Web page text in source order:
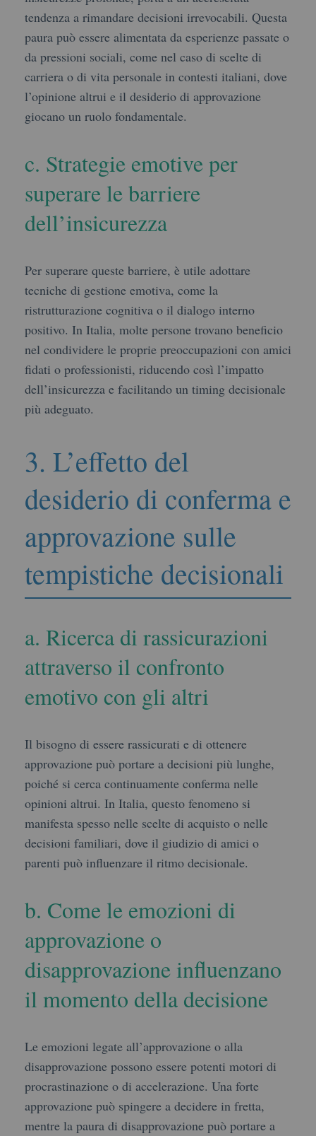
tendenza a rimandare decisioni irrevocabili. Questa
paura può essere alimentata da esperienze passate o
da pressioni sociali, come nel caso di scelte di
carriera o di vita personale in contesti italiani, dove
l’opinione altrui e il desiderio di approvazione
giocano un ruolo fondamentale.
c. Strategie emotive per
superare le barriere
dell’insicurezza
Per superare queste barriere, è utile adottare
tecniche di gestione emotiva, come la
ristrutturazione cognitiva o il dialogo interno
positivo. In Italia, molte persone trovano beneficio
nel condividere le proprie preoccupazioni con amici
fidati o professionisti, riducendo così l’impatto
dell’insicurezza e facilitando un timing decisionale
più adeguato.
3. L’effetto del
desiderio di conferma e
approvazione sulle
tempistiche decisionali
a. Ricerca di rassicurazioni
attraverso il confronto
emotivo con gli altri
Il bisogno di essere rassicurati e di ottenere
approvazione può portare a decisioni più lunghe,
poiché si cerca continuamente conferma nelle
opinioni altrui. In Italia, questo fenomeno si
manifesta spesso nelle scelte di acquisto o nelle
decisioni familiari, dove il giudizio di amici o
parenti può influenzare il ritmo decisionale.
b. Come le emozioni di
approvazione o
disapprovazione influenzano
il momento della decisione
Le emozioni legate all’approvazione o alla
disapprovazione possono essere potenti motori di
procrastinazione o di accelerazione. Una forte
approvazione può spingere a decidere in fretta,
mentre la paura di disapprovazione può portare a